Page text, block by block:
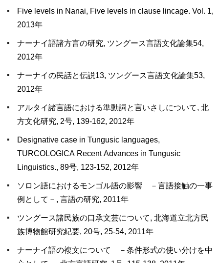
Five levels in Nanai, Five levels in clause lincage. Vol. 1,
2013年
ナーナイ語諸方言の研究, ツングース言語文化論集54,
2012年
ナーナイの民話と伝説13, ツングース言語文化論集53,
2012年
アルタイ諸言語における準動詞と言いさしについて, 北
方文化研究, 2号, 139-162, 2012年
Designative case in Tungusic languages,
TURCOLOGICA Recent Advances in Tungusic
Linguistics., 89号, 123-152, 2012年
ソロン語におけるモンゴル語の影響 －言語接触の一事
例として－, 言語の研究, 2011年
ツングース諸民族の口承文芸について, 北海道立北方民
族博物館研究紀要, 20号, 25-54, 2011年
ナーナイ語の複文について －条件形式の使い分けを中